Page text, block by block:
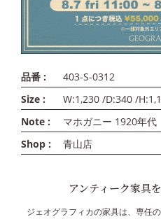
品番 :
403-S-0312
Size :
W:1,230 /D:340 /
Note :
マホガニー 1920年代
Shop :
青山店
アンティーク家具
ジェオグラフィカの家具は、専任